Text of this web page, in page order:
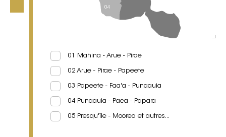
04
01 Mahina - Arue - Pirae
02 Arue - Pirae - Papeete
03 Papeete - Faa'a - Punaauia
04 Punaauia - Paea - Papara
05 Presqu'île - Moorea et autres...